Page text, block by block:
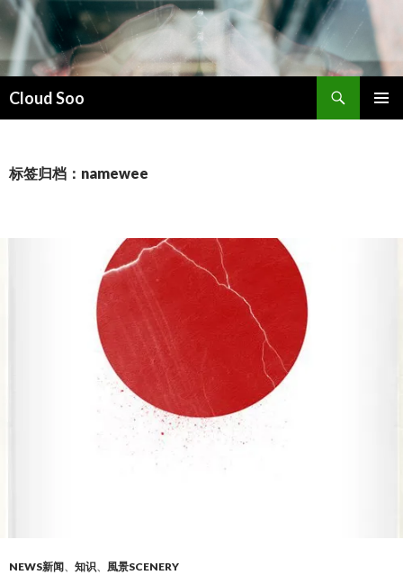
Cloud Soo
索
文
标签归档：namewee
NEWS新闻、 知识、 風景SCENERY